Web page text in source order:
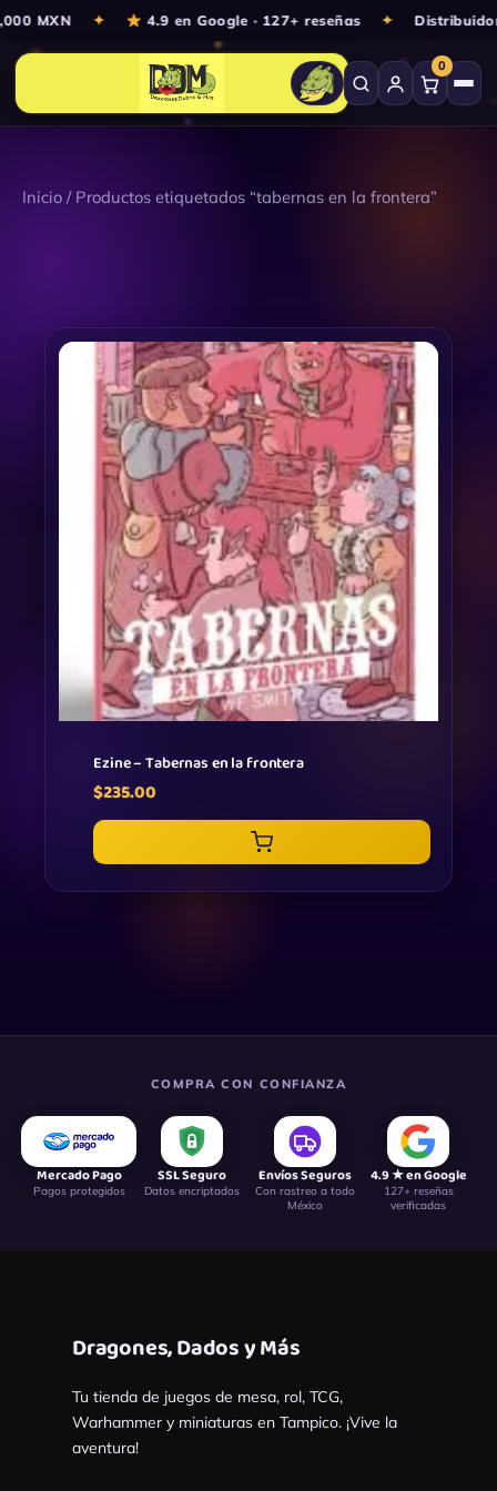
MXN ✦ 4.9 en Google · 127+ reseñas ✦
0
Ir
contenido
Inicio / Productos etiquetados “tabernas en la frontera”
Ezine – Tabernas en la frontera
$235.00
COMPRA CON CONFIANZA
Mercado Pago
Pagos protegidos
SSL Seguro
Datos encriptados
Envíos Seguros
Con rastreo a todo
México
4.9 ★ en Google
127+ reseñas
verificadas
Dragones, Dados y Más
Tu tienda de juegos de mesa, rol, TCG,
Warhammer y miniaturas en Tampico. ¡Vive la
aventura!